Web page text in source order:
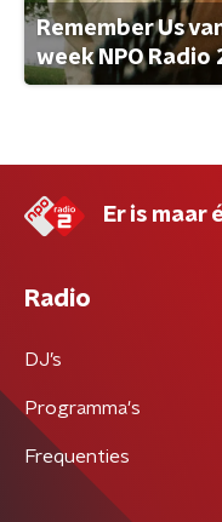
Remember Us
week NPO Radio
Er is maar
Radio
DJ’s
Programma's
Frequenties